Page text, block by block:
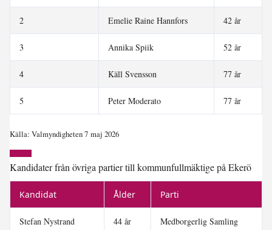
2 Emelie Raine Hannfors 42 år
3 Annika Spiik 52 år
4 Käll Svensson 77 år
5 Peter Moderato 77 år
Källa: Valmyndigheten 7 maj 2026
Kandidater från övriga partier till kommunfullmäktige på Ekerö
Kandidat Ålder Parti
Stefan Nystrand 44 år Medborgerlig Samling